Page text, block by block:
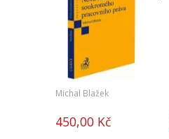
Michal Blažek
450,00 Kč